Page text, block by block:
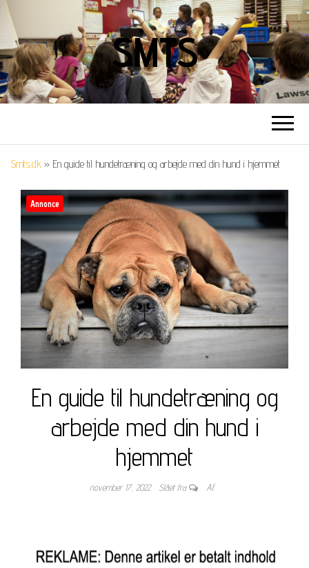
SMTS
Smts.dk » En guide til hundetræning og arbejde med din hund i hjemmet
Annonce
En guide til hundetræning og
arbejde med din hund i
hjemmet
november 17, 2022 Slået fra Af